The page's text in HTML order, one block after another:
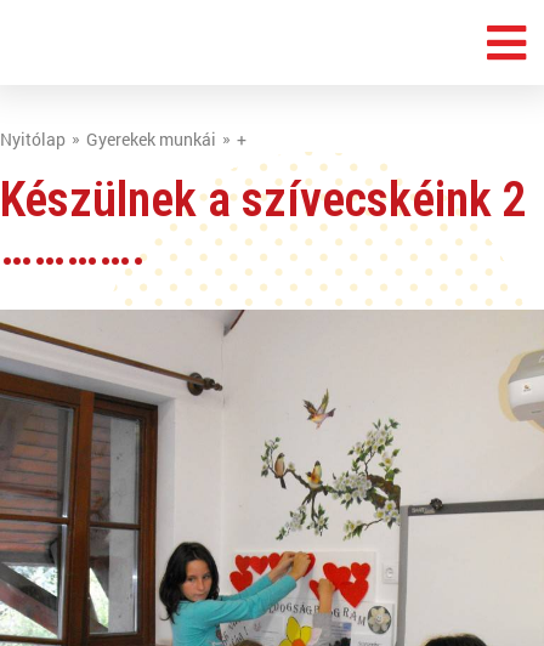
Nyitólap Gyerekek munkái +
Készülnek a szívecskéink 2
………….